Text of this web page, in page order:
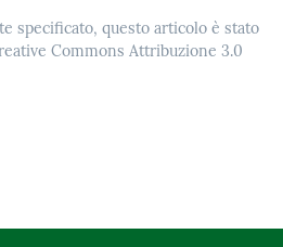
specificato, questo articolo è stato
Commons Attribuzione 3.0